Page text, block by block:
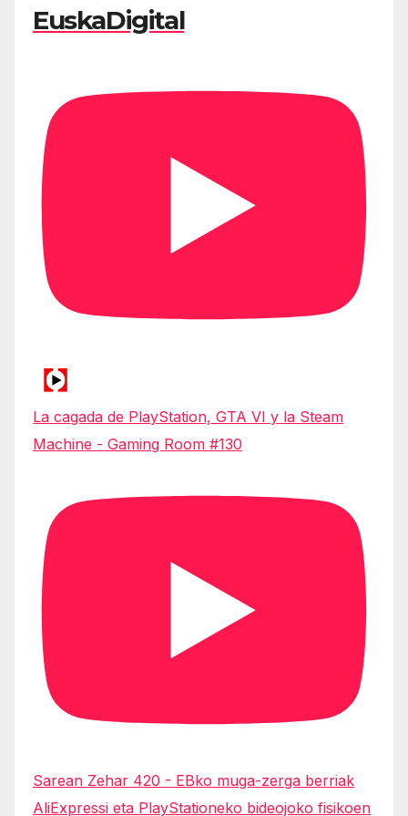
EuskaDigital
La cagada de PlayStation, GTA VI y la Steam
Machine - Gaming Room #130
Sarean Zehar 420 - EBko muga-zerga berriak
AliExpressi eta PlayStationeko bideojoko fisikoen